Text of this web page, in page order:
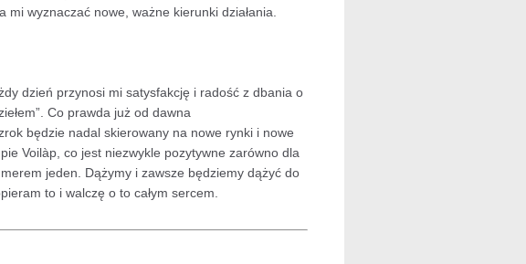
wyznaczać nowe, ważne kierunki działania.
dzień przynosi mi satysfakcję i radość z dbania o
Co prawda już od dawna
będzie nadal skierowany na nowe rynki i nowe
Voilàp, co jest niezwykle pozytywne zarówno dla
jeden. Dążymy i zawsze będziemy dążyć do
to i walczę o to całym sercem.